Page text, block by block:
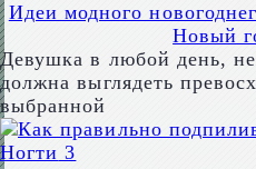
Идеи модного
Новый
Девушка в любой день,
должна выглядеть
выбранной
Ногти 3